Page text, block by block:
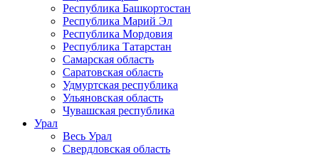
Республика Башкортостан
Республика Марий Эл
Республика Мордовия
Республика Татарстан
Самарская область
Саратовская область
Удмуртская республика
Ульяновская область
Чувашская республика
Урал
Весь Урал
Свердловская область